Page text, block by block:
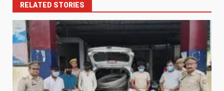
RELATED STORIES